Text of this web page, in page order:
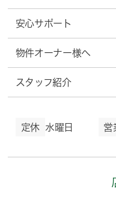
安心サポート
物件オーナー様へ
スタッフ紹介
定休 水曜日 営